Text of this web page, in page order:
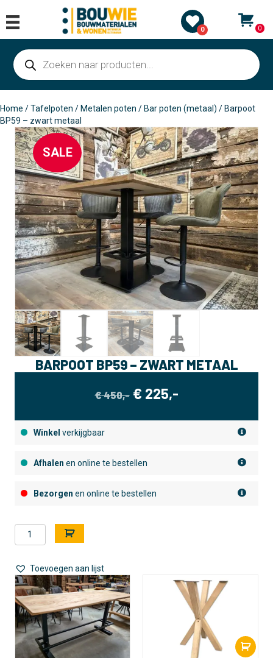
0 0
Producten
zoeken
Home /Tafelpoten / Metalen poten / Bar poten (metaal) / Barpoot
BP59 – zwart metaal
SALE
BARPOOT BP59 – ZWART METAAL
€450,- OORSPRONKELIJKE
€ 225,-HUIDIGE
Winkel verkijgbaar
Afhalen en online te bestellen
Bezorgen en online te bestellen
Barpoot
BP59
zwart
metaal
aantal
l
e
r
n
a
i
v
Toevoegen aan lijst